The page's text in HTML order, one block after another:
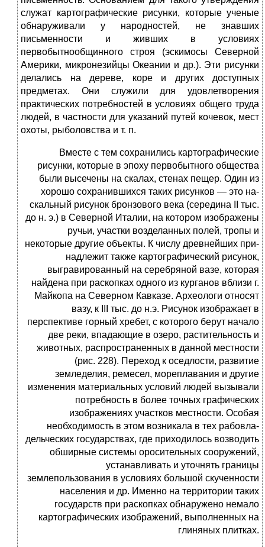
служат картографические рисунки, кото­рые ученые
обнаруживали у народностей, не знавших
письменности и живших в условиях
первобытнообщинного строя (эскимосы Се­верной
Америки, микронезийцы Океании и др.). Эти рисунки
дела­лись на дереве, коре и других доступных
предметах. Они служили для удовлетворения
практических потребностей в условиях общего труда
людей, в частности для указаний путей кочевок, мест
охоты, рыболовства и т. п.
Вместе с тем сохранились картографические
рисунки, которые в эпоху первобытного общества
были высечены на скалах, стенах пещер. Один из
хорошо сохранившихся таких рисунков — это на­
скальный рисунок бронзового века (середина II тыс.
до н. э.) в Се­верной Италии, на котором изображены
ручьи, участки возделанных полей, тропы и
некоторые другие объекты. К числу древнейших при­
надлежит также картографический рисунок,
выгравированный на серебряной вазе, которая
найдена при раскопках одного из курга­нов вблизи г.
Майкопа на Северном Кавказе. Археологи относят
ва­зу, к III тыс. до н.э. Рисунок изображает в
перспективе горный хре­бет, с которого берут начало
две реки, впадающие в озеро, раститель­ность и
животных, распространенных в данной местности
(рис. 228). Переход к оседлости, развитие
земледелия, ремесел, морепла­вания и другие
изменения материальных условий людей вызывали
потребность в более точных графических
изображениях участков местности. Особая
необходимость в этом возникала в тех рабовла­
дельческих государствах, где приходилось возводить
обширные си­стемы оросительных сооружений,
устанавливать и уточнять границы
землепользования в условиях большой скученности
населения и др. Именно на территории таких
государств при раскопках обнаружено немало
картографических изображений, выполненных на
глиняных плитках.